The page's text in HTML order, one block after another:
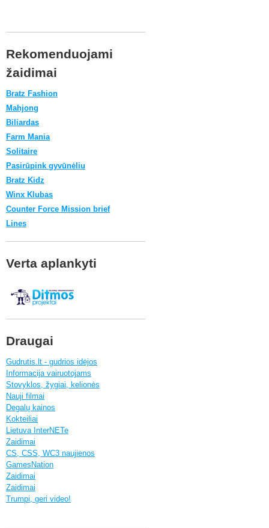
Rekomenduojami
žaidimai
Bratz Fashion
Mahjong
Biliardas
Farm Mania
Solitaire
Pasirūpink gyvūnėliu
Bratz Kidz
Winx Klubas
Counter Force Mission brief
Lines
Verta aplankyti
Draugai
Gudrutis.lt - gudrios idėjos
Informacija vairuotojams
Stovyklos, žygiai, kelionės
Nauji filmai
Degalų kainos
Kokteiliai
Lietuva InterNETe
Zaidimai
CS, CSS, WC3 naujienos
GamesNation
Zaidimai
Zaidimai
Trumpi, geri video!